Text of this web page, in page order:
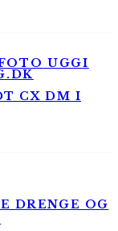
CX DM I
DRENGE OG